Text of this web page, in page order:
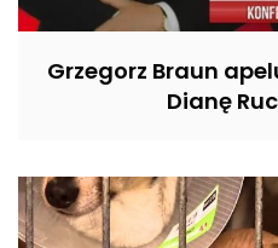
Grzegorz Braun
Dianę